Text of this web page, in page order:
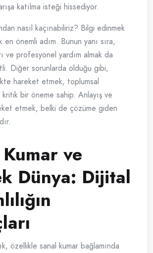
katılma isteği hissediyor.
nasıl kaçınabiliriz? Bilgi edinmek
en önemli adım. Bunun yanı sıra,
ve profesyonel yardım almak da
Diğer sorunlarda olduğu gibi,
hareket etmek, toplumsal
kritik bir öneme sahip. Anlayış ve
etmek, belki de çözüme giden
ve
Dünya: Dijital
özellikle sanal kumar bağlamında